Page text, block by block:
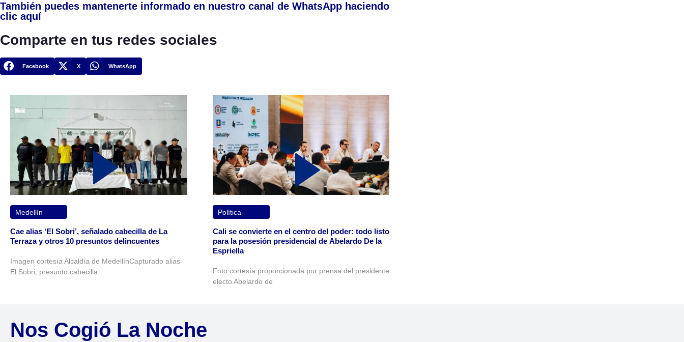
También puedes mantenerte informado en nuestro canal de WhatsApp haciendo
clic aquí
Comparte en tus redes sociales
Facebook X WhatsApp
Medellín
Cae alias ‘El Sobri’, señalado cabecilla de La
Terraza y otros 10 presuntos delincuentes
Imagen cortesía Alcaldía de MedellínCapturado alias
El Sobri, presunto cabecilla
Política
Cali se convierte en el centro del poder: todo listo
para la posesión presidencial de Abelardo De la
Espriella
Foto cortesía proporcionada por prensa del presidente
electo Abelardo de
Nos Cogió La Noche